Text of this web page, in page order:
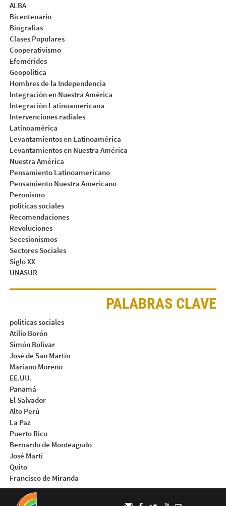
ALBA
Bicentenario
Biografías
Clases Populares
Cooperativismo
Efemérides
Geopolítica
Hombres de la Independencia
Integración en Nuestra América
Integración Latinoamericana
Intervenciones radiales
Latinoamérica
Levantamientos en Latinoamérica
Levantamientos en Nuestra América
Nuestra América
Pensamiento Latinoamericano
Pensamiento Nuestra Americano
Peronismo
políticas sociales
Recomendaciones
Revoluciones
Secesionismos
Sectores Sociales
Siglo XX
UNASUR
PALABRAS CLAVE
politicas sociales
Atilio Borón
Simón Bolívar
José de San Martín
Mariano Moreno
EE.UU.
Panamá
El Salvador
Alto Perú
La Paz
Puerto Rico
Bernardo de Monteagudo
José Martí
Quito
Francisco de Miranda